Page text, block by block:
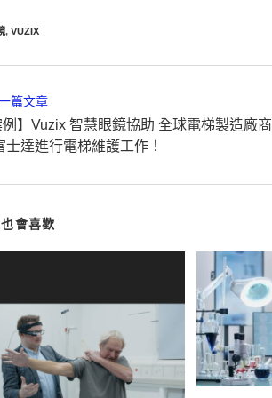
, VUZIX
一篇文章
例】Vuzix 智慧眼鏡協助 全球電梯製造廠商
士達進行電梯維護工作！
會喜歡